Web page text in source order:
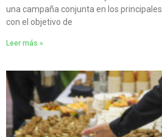
una campaña conjunta en los
con el objetivo de
Leer más »